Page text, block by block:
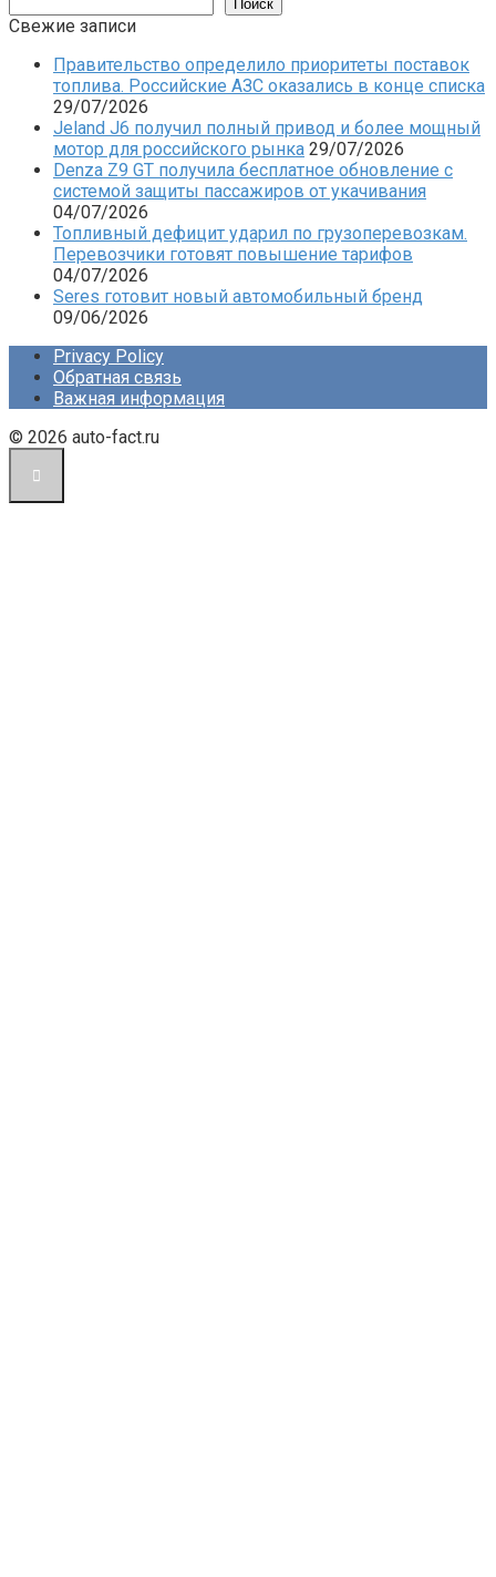
Поиск
Свежие записи
Правительство определило приоритеты поставок
топлива. Российские АЗС оказались в конце списка
29/07/2026
Jeland J6 получил полный привод и более мощный
мотор для российского рынка 29/07/2026
Denza Z9 GT получила бесплатное обновление с
системой защиты пассажиров от укачивания
04/07/2026
Топливный дефицит ударил по грузоперевозкам.
Перевозчики готовят повышение тарифов
04/07/2026
Seres готовит новый автомобильный бренд
09/06/2026
Privacy Policy
Обратная связь
Важная информация
© 2026 auto-fact.ru